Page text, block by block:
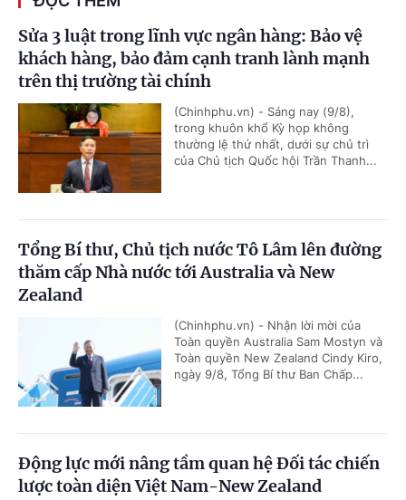
Sửa 3 luật trong lĩnh vực ngân hàng: Bảo vệ
khách hàng, bảo đảm cạnh tranh lành mạnh
trên thị trường tài chính
(Chinhphu.vn) - Sáng nay (9/8),
trong khuôn khổ Kỳ họp không
thường lệ thứ nhất, dưới sự chủ trì
của Chủ tịch Quốc hội Trần Thanh...
Tổng Bí thư, Chủ tịch nước Tô Lâm lên đường
thăm cấp Nhà nước tới Australia và New
Zealand
(Chinhphu.vn) - Nhận lời mời của
Toàn quyền Australia Sam Mostyn và
Toàn quyền New Zealand Cindy Kiro,
ngày 9/8, Tổng Bí thư Ban Chấp...
Động lực mới nâng tầm quan hệ Đối tác chiến
lược toàn diện Việt Nam-New Zealand